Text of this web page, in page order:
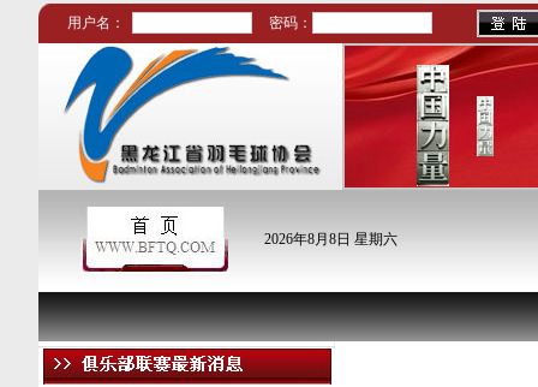
用户名： 密码：
2026年8月8日 星期六